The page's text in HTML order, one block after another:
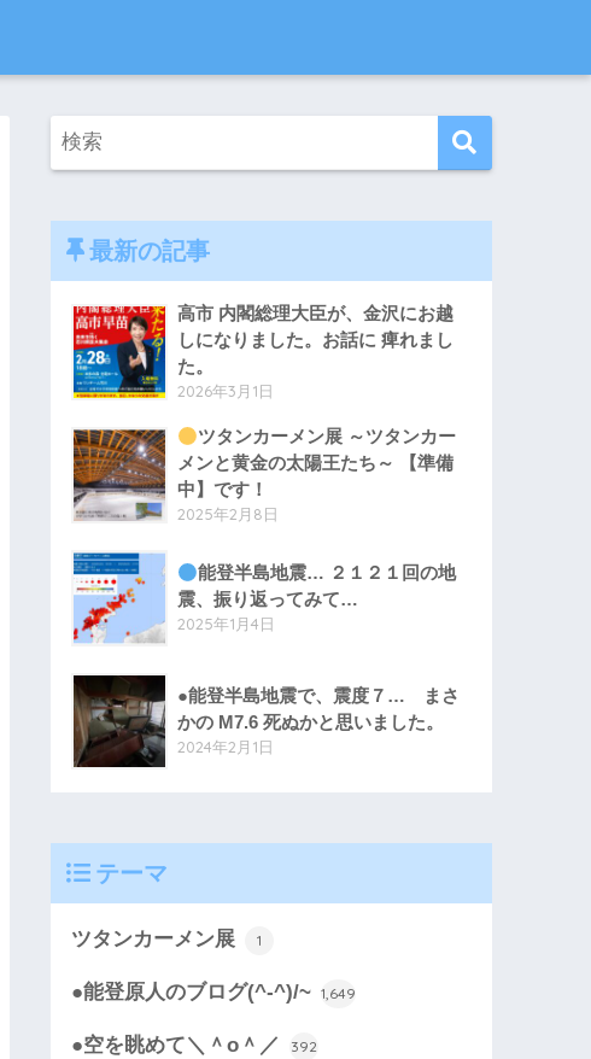
最新の記事
高市 内閣総理大臣が、金沢にお越
しになりました。お話に 痺れまし
た。
2026年3月1日
ツタンカーメン展 ～ツタンカー
メンと黄金の太陽王たち～ 【準備
中】です！
2025年2月8日
能登半島地震… ２１２１回の地
震、振り返ってみて…
2025年1月4日
●能登半島地震で、震度７… まさ
かの M7.6 死ぬかと思いました。
2024年2月1日
テーマ
ツタンカーメン展 1
●能登原人のブログ(^-^)/~ 1,649
●空を眺めて＼＾o＾／ 392